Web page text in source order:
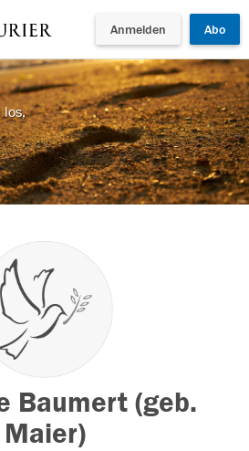
Anmelden Abo
los,
Baumert (geb.
Maier)